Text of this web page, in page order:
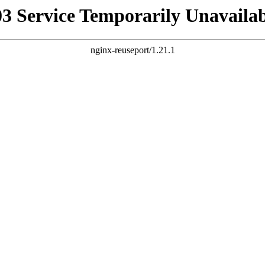
Service Temporarily
nginx-reuseport/1.21.1